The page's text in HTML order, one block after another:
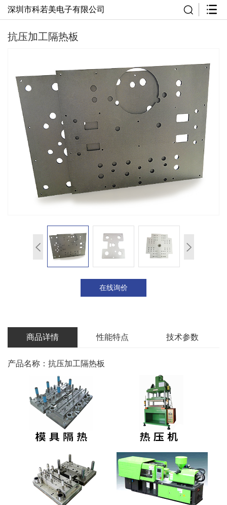
深圳市科若美电子有限公司
抗压加工隔热板
在线询价
商品详情 性能特点 技术参数
产品名称：抗压加工隔热板